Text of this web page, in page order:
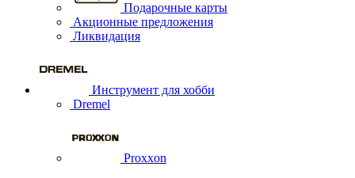
Подарочные карты
Акционные предложения
Ликвидация
Инструмент для хобби
Dremel
Proxxon